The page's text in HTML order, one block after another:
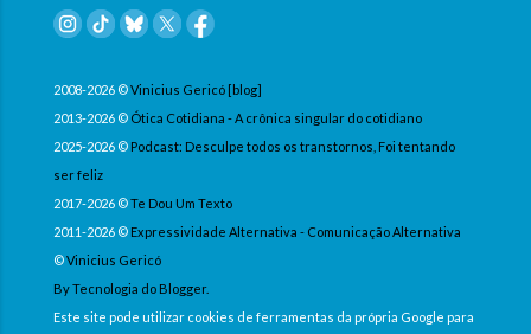
2008-2026 ©Vinicius Gericó [blog]
2013-2026 © Ótica Cotidiana - A crônica singular do cotidiano
2025-2026 © Podcast: Desculpe todos os transtornos, Foi tentando
ser feliz
2017-2026 ©Te Dou Um Texto
2011-2026 © Expressividade Alternativa - Comunicação Alternativa
©Vinicius Gericó
By Tecnologia do Blogger.
Este site pode utilizar cookies de ferramentas da própria Google para